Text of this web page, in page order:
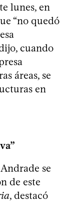
lunes, en
“no quedó
cuando
áreas, se
en
se
de este
, destacó